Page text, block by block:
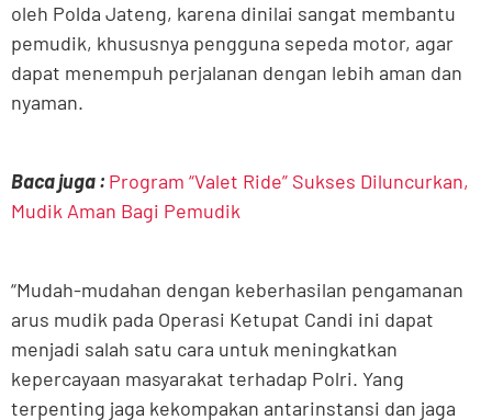
oleh Polda Jateng, karena dinilai sangat membantu
pemudik, khususnya pengguna sepeda motor, agar
dapat menempuh perjalanan dengan lebih aman dan
nyaman.
Baca juga : Program “Valet Ride” Sukses Diluncurkan,
Mudik Aman Bagi Pemudik
“Mudah-mudahan dengan keberhasilan pengamanan
arus mudik pada Operasi Ketupat Candi ini dapat
menjadi salah satu cara untuk meningkatkan
kepercayaan masyarakat terhadap Polri. Yang
terpenting jaga kekompakan antarinstansi dan jaga